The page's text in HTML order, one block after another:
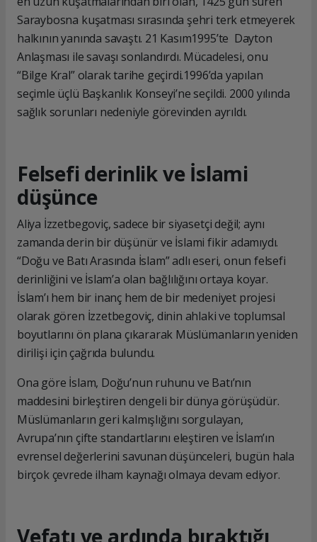
Saraybosna kuşatması sırasında şehri terk etmeyerek
halkının yanında savaştı. 21 Kasım1995’te Dayton
Anlaşması ile savaşı sonlandırdı. Mücadelesi, onu
“Bilge Kral” olarak tarihe geçirdi.1996’da yapılan
seçimle üçlü Başkanlık Konseyi’ne seçildi. 2000 yılında
sağlık sorunları nedeniyle görevinden ayrıldı.
Felsefi derinlik ve İslami
düşünce
Aliya İzzetbegoviç, sadece bir siyasetçi değil; aynı
zamanda derin bir düşünür ve İslami fikir adamıydı.
“Doğu ve Batı Arasında İslam” adlı eseri, onun felsefi
derinliğini ve İslam’a olan bağlılığını ortaya koyar.
İslam’ı hem bir inanç hem de bir medeniyet projesi
olarak gören İzzetbegoviç, dinin ahlaki ve toplumsal
boyutlarını ön plana çıkararak Müslümanların yeniden
dirilişi için çağrıda bulundu.
Ona göre İslam, Doğu’nun ruhunu ve Batı’nın
maddesini birleştiren dengeli bir dünya görüşüdür.
Müslümanların geri kalmışlığını sorgulayan,
Avrupa’nın çifte standartlarını eleştiren ve İslam’ın
evrensel değerlerini savunan düşünceleri, bugün hala
birçok çevrede ilham kaynağı olmaya devam ediyor.